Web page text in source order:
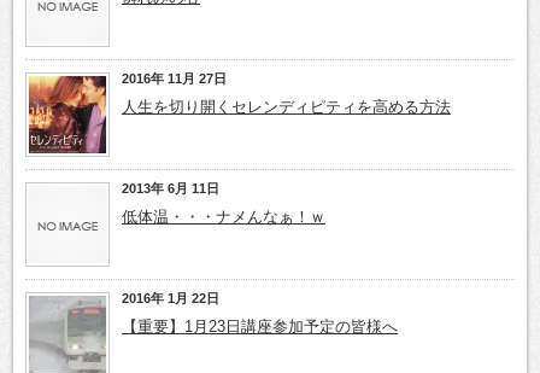
2016年 11月 27日
人生を切り開くセレンディピティを高める方法
2013年 6月 11日
低体温・・・ナメんなぁ！ｗ
2016年 1月 22日
【重要】1月23日講座参加予定の皆様へ